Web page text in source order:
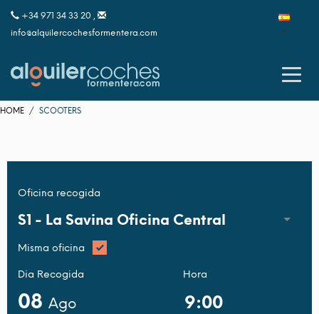
+34 971 34 33 20 ,
info@alquilercochesformentera.com
HOME SCOOTERS
Oficina recogida
S1 - La Savina Oficina Central
Misma oficina
Dia Recogida
08 Ago
Hora